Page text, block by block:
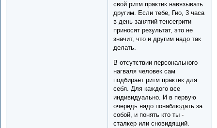
свой ритм практик навязывать
другим. Если тебе, Гио, 3 часа
в день занятий тенсегрити
приносят результат, это не
значит, что и другим надо так
делать.
В отсутствии персонального
нагваля человек сам
подбирает ритм практик для
себя. Для каждого все
индивидуально. И в первую
очередь надо понаблюдать за
собой, и понять кто ты -
сталкер или сновидящий.